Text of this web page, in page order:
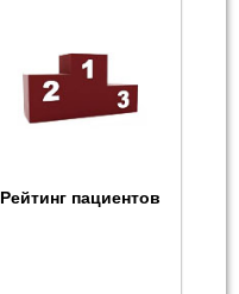
Рейтинг пациентов